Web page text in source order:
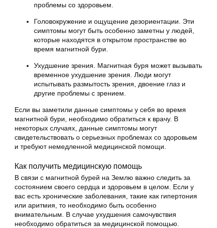
проблемы со здоровьем.
Головокружение и ощущение дезориентации. Эти
симптомы могут быть особенно заметны у людей,
которые находятся в открытом пространстве во
время магнитной бури.
Ухудшение зрения. Магнитная буря может вызывать
временное ухудшение зрения. Люди могут
испытывать размытость зрения, двоение глаз и
другие проблемы с зрением.
Если вы заметили данные симптомы у себя во время
магнитной бури, необходимо обратиться к врачу. В
некоторых случаях, данные симптомы могут
свидетельствовать о серьезных проблемах со здоровьем
и требуют немедленной медицинской помощи.
Как получить медицинскую помощь
В связи с магнитной бурей на Землю важно следить за
состоянием своего сердца и здоровьем в целом. Если у
вас есть хронические заболевания, такие как гипертония
или аритмия, то необходимо быть особенно
внимательным. В случае ухудшения самочувствия
необходимо обратиться за медицинской помощью.